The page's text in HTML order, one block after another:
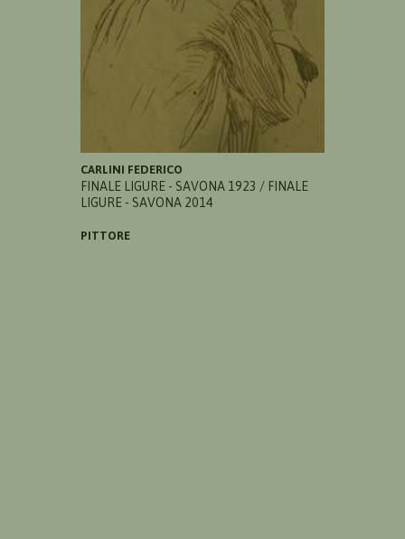
CARLINI FEDERICO
FINALE LIGURE - SAVONA 1923 / FINALE
LIGURE - SAVONA 2014
PITTORE